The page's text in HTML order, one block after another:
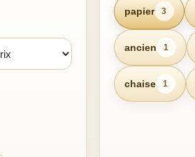
papier 3
ancien 1
chaise 1